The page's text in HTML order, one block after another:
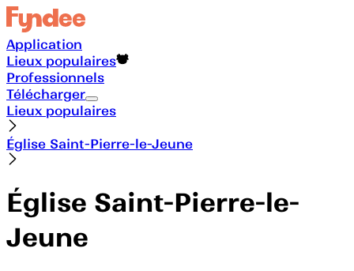
Application
Lieux populaires
Professionnels
Télécharger
Lieux populaires
Église Saint-Pierre-le-Jeune
Église Saint-Pierre-le-
Jeune